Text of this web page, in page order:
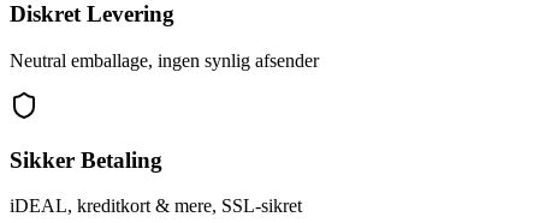
Diskret Levering
Neutral emballage, ingen synlig afsender
Sikker Betaling
iDEAL, kreditkort & mere, SSL-sikret